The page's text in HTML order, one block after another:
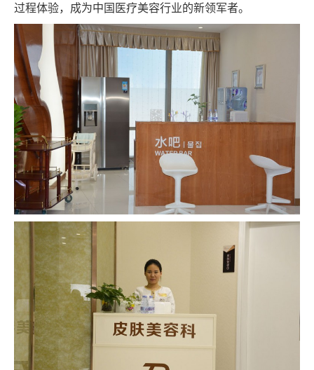
过程体验，成为中国医疗美容行业的新领军者。